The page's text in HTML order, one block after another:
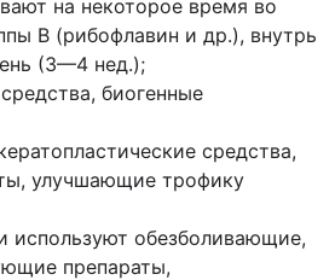
на некоторое время во
В (рибофлавин и др.), внутрь
(3—4 нед.);
биогенные
средства,
улучшающие трофику
используют обезболивающие,
препараты,